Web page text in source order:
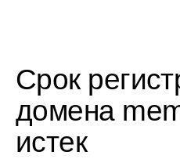
Срок
домена
истек